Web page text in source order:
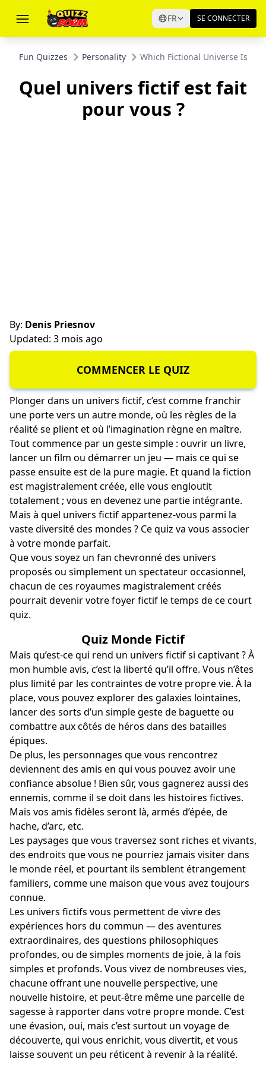
FR SE CONNECTER
Fun Quizzes Personality Which Fictional Universe Is
Quel univers fictif est fait
pour vous ?
By: Denis Priesnov
Updated: 3 mois ago
COMMENCER LE QUIZ
Plonger dans un univers fictif, c’est comme franchir
une porte vers un autre monde, où les règles de la
réalité se plient et où l’imagination règne en maître.
Tout commence par un geste simple : ouvrir un livre,
lancer un film ou démarrer un jeu — mais ce qui se
passe ensuite est de la pure magie. Et quand la fiction
est magistralement créée, elle vous engloutit
totalement ; vous en devenez une partie intégrante.
Mais à quel univers fictif appartenez-vous parmi la
vaste diversité des mondes ? Ce quiz va vous associer
à votre monde parfait.
Que vous soyez un fan chevronné des univers
proposés ou simplement un spectateur occasionnel,
chacun de ces royaumes magistralement créés
pourrait devenir votre foyer fictif le temps de ce court
quiz.
Quiz Monde Fictif
Mais qu’est-ce qui rend un univers fictif si captivant ? À
mon humble avis, c’est la liberté qu’il offre. Vous n’êtes
plus limité par les contraintes de votre propre vie. À la
place, vous pouvez explorer des galaxies lointaines,
lancer des sorts d’un simple geste de baguette ou
combattre aux côtés de héros dans des batailles
épiques.
De plus, les personnages que vous rencontrez
deviennent des amis en qui vous pouvez avoir une
confiance absolue ! Bien sûr, vous gagnerez aussi des
ennemis, comme il se doit dans les histoires fictives.
Mais vos amis fidèles seront là, armés d’épée, de
hache, d’arc, etc.
Les paysages que vous traversez sont riches et vivants,
des endroits que vous ne pourriez jamais visiter dans
le monde réel, et pourtant ils semblent étrangement
familiers, comme une maison que vous avez toujours
connue.
Les univers fictifs vous permettent de vivre des
expériences hors du commun — des aventures
extraordinaires, des questions philosophiques
profondes, ou de simples moments de joie, à la fois
simples et profonds. Vous vivez de nombreuses vies,
chacune offrant une nouvelle perspective, une
nouvelle histoire, et peut-être même une parcelle de
sagesse à rapporter dans votre propre monde. C’est
une évasion, oui, mais c’est surtout un voyage de
découverte, qui vous enrichit, vous divertit, et vous
laisse souvent un peu réticent à revenir à la réalité.